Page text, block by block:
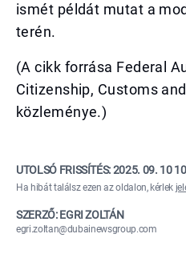
ismét példát mutat a
terén.
(A cikk forrása Federal
Citizenship, Customs
közleménye.)
UTOLSÓ FRISSÍTÉS:2025. 09. 10
Ha hibát találsz ezen az oldalon, kérlek
SZERZŐ: EGRI ZOLTÁN
egri.zoltan@dubainewsgroup.com